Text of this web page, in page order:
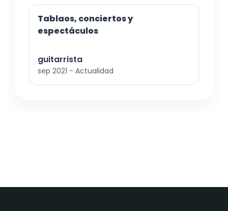
Tablaos, conciertos y
espectáculos
guitarrista
sep 2021 - Actualidad